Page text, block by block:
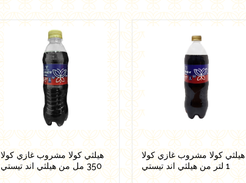
هيلثي كولا مشروب غازي كولا
350 مل من هيلثي اند تيستي
هيلثي كولا مشروب غازي كولا
1 لتر من هيلثي اند تيستي